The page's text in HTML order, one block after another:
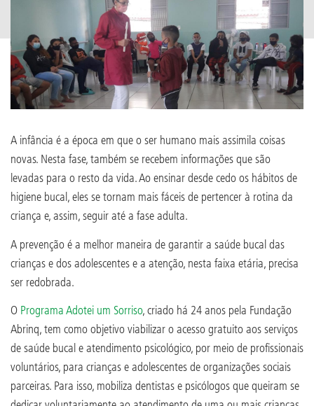
A infância é a época em que o ser humano mais assimila coisas
novas. Nesta fase, também se recebem informações que são
levadas para o resto da vida. Ao ensinar desde cedo os hábitos de
higiene bucal, eles se tornam mais fáceis de pertencer à rotina da
criança e, assim, seguir até a fase adulta.
A prevenção é a melhor maneira de garantir a saúde bucal das
crianças e dos adolescentes e a atenção, nesta faixa etária, precisa
ser redobrada.
O Programa Adotei um Sorriso, criado há 24 anos pela Fundação
Abrinq, tem como objetivo viabilizar o acesso gratuito aos serviços
de saúde bucal e atendimento psicológico, por meio de profissionais
voluntários, para crianças e adolescentes de organizações sociais
parceiras. Para isso, mobiliza dentistas e psicólogos que queiram se